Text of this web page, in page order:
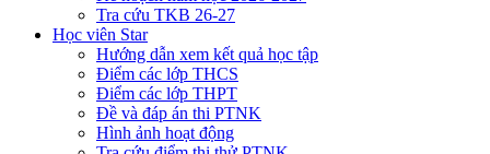
Tra cứu TKB 26-27
Học viên Star
Hướng dẫn xem kết quả học tập
Điểm các lớp THCS
Điểm các lớp THPT
Đề và đáp án thi PTNK
Hình ảnh hoạt động